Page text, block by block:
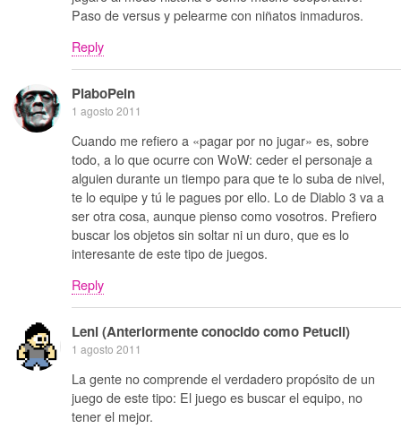
Paso de versus y pelearme con niñatos inmaduros.
Reply
PlaboPein
1 agosto 2011
Cuando me refiero a «pagar por no jugar» es, sobre
todo, a lo que ocurre con WoW: ceder el personaje a
alguien durante un tiempo para que te lo suba de nivel,
te lo equipe y tú le pagues por ello. Lo de Diablo 3 va a
ser otra cosa, aunque pienso como vosotros. Prefiero
buscar los objetos sin soltar ni un duro, que es lo
interesante de este tipo de juegos.
Reply
Leni (Anteriormente conocido como Petucli)
1 agosto 2011
La gente no comprende el verdadero propósito de un
juego de este tipo: El juego es buscar el equipo, no
tener el mejor.